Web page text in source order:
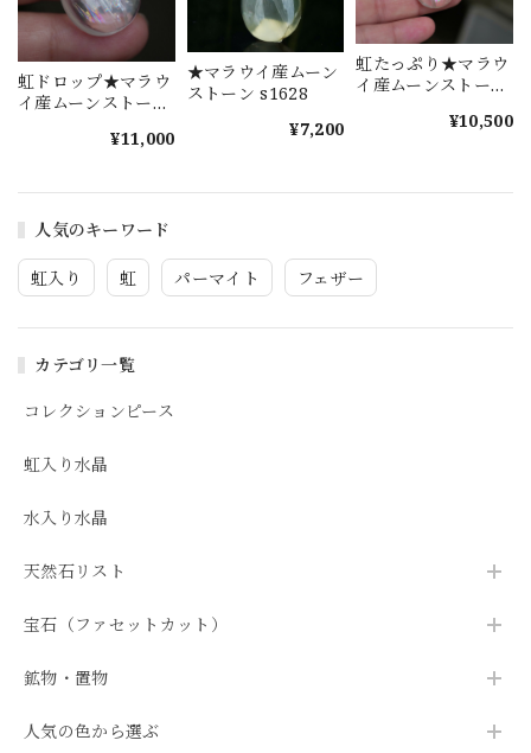
人気のキーワード
虹入り 虹 パーマイト フェザー
カテゴリ一覧
コレクションピース
虹入り水晶
水入り水晶
天然石リスト
宝石（ファセットカット）
鉱物・置物
人気の色から選ぶ
虹ドロップ★マラウ
イ産ムーンストーン
¥11,000
★マラウイ産ムーン
ストーン s1628
¥7,200
虹たっぷり★マラウ
イ産ムーンストーン
¥10,500